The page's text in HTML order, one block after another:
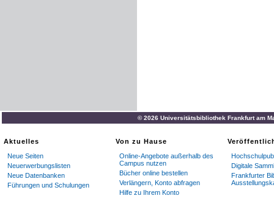
© 2026 Universitätsbibliothek Frankfurt am
Aktuelles
Neue Seiten
Neuerwerbungslisten
Neue Datenbanken
Führungen und Schulungen
Von zu Hause
Online-Angebote außerhalb des
Campus nutzen
Bücher online bestellen
Verlängern, Konto abfragen
Hilfe zu Ihrem Konto
Digitale
Frankfurter